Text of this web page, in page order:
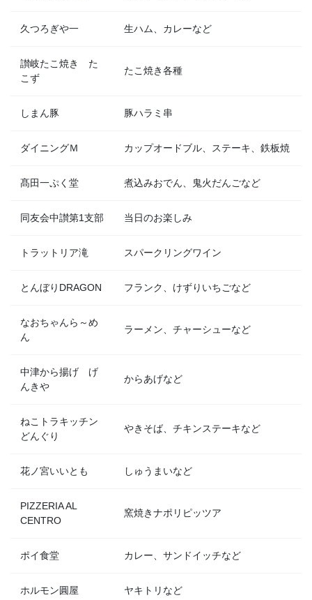
久つろぎや一 生ハム、カレーなど
讃岐たこ焼き た
こず
たこ焼き各種
しまん豚 豚ハラミ串
ダイニングＭ カップオードブル、ステーキ、鉄板焼
髙田一ぷく堂 煮込みおでん、鬼火だんごなど
同友会中讃第1支部 当日のお楽しみ
トラットリア滝 スパークリングワイン
とんぼりDRAGON フランク、けずりいちごなど
なおちゃんら～め
ん
ラーメン、チャーシューなど
中津から揚げ げ
んきや
からあげなど
ねこトラキッチン
どんぐり
やきそば、チキンステーキなど
花ノ宮いいとも しゅうまいなど
PIZZERIA AL
CENTRO
窯焼きナポリピッツア
ポイ食堂 カレー、サンドイッチなど
ホルモン圓屋 ヤキトリなど